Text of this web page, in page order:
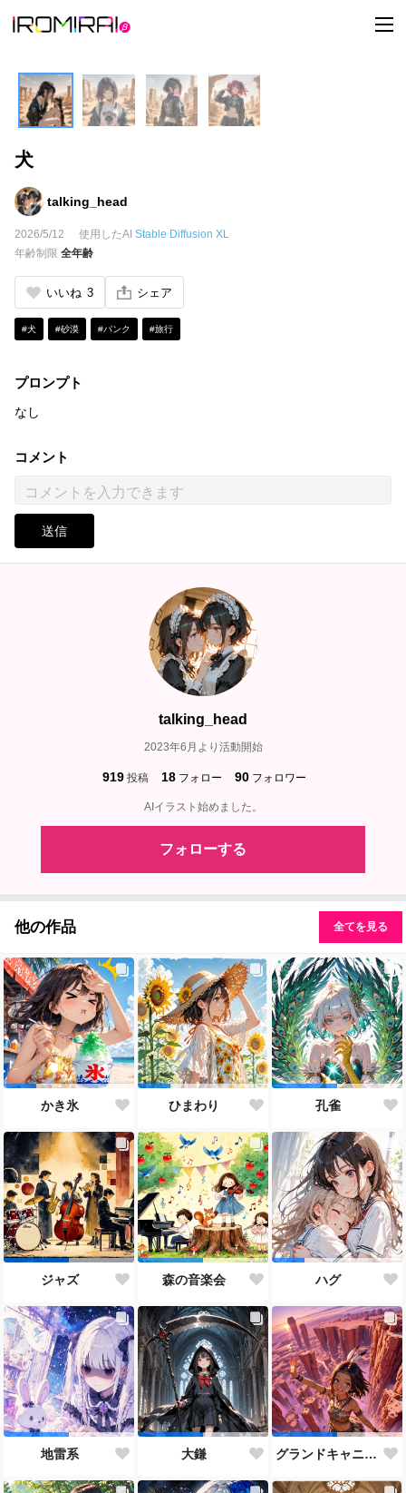
t
o
犬
talking_head
2026/5/12 使用したAI Stable Diffusion XL
年齢制限 全年齢
いいね 3 シェア
#犬 #砂漠 #パンク #旅行
プロンプト
なし
コメント
送信
talking_head
2023年6月より活動開始
919 投稿 18 フォロー 90 フォロワー
AIイラスト始めました。
フォローする
他の作品 全てを見る
かき氷 ひまわり 孔雀
ジャズ 森の音楽会 ハグ
地雷系 大鎌 グランドキャニオン